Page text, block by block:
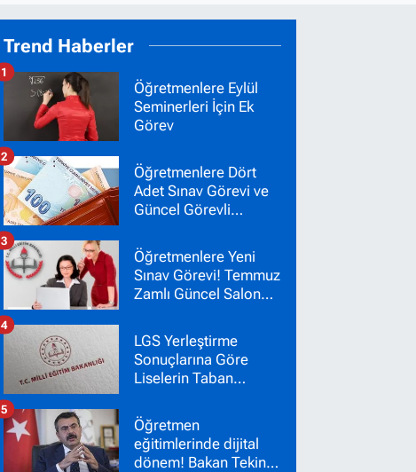
Trend Haberler
Öğretmenlere Eylül
Seminerleri İçin Ek
Görev
1
Öğretmenlere Dört
Adet Sınav Görevi ve
Güncel Görevli
2
Öğretmenlere Yeni
Sınav Görevi! Temmuz
Zamlı Güncel Salon
Ücretleri
3
LGS Yerleştirme
Sonuçlarına Göre
Liselerin Taban
Nakil Başvuruları
Başladı!
4
Öğretmen
eğitimlerinde dijital
dönem! Bakan Tekin
5